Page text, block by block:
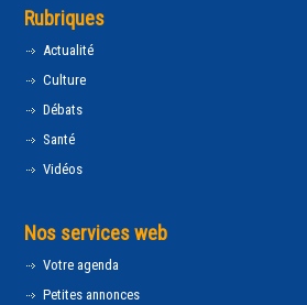
Rubriques
Actualité
Culture
Débats
Santé
Vidéos
Nos services web
Votre agenda
Petites annonces